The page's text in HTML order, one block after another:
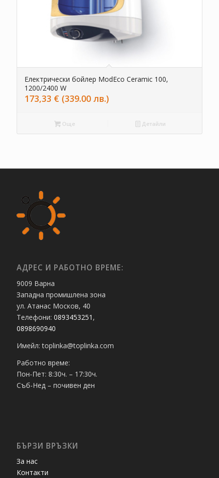
Електрически бойлер ModEco Ceramic 100,
1200/2400 W
173,33 € (339.00 лв.)
Още Детайли
АДРЕС И РАБОТНО ВРЕМЕ:
9009 Варна
Западна промишлена зона
ул. Атанас Москов, 40
Телефони: 0893453251 ,
0898690940
Имейл: toplinka@toplinka.com
Работно време:
Пон-Пет: 8:30ч. – 17:30ч.
Съб-Нед – почивен ден
БЪРЗИ ВРЪЗКИ
За нас
Контакти